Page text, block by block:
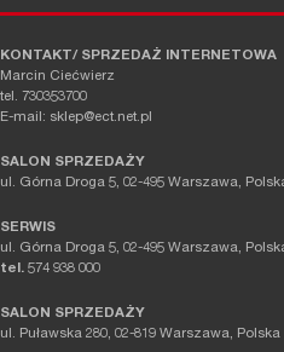
KONTAKT/ SPRZEDAŻ INTERNETOWA
Marcin Ciećwierz
tel. 730353700
E-mail: sklep@ect.net.pl
SALON SPRZEDAŻY
ul. Górna Droga 5, 02-495 Warszawa,
SERWIS
ul. Górna Droga 5, 02-495 Warszawa,
tel. 574 938 000
SALON SPRZEDAŻY
ul. Puławska 280, 02-819 Warszawa, Polska